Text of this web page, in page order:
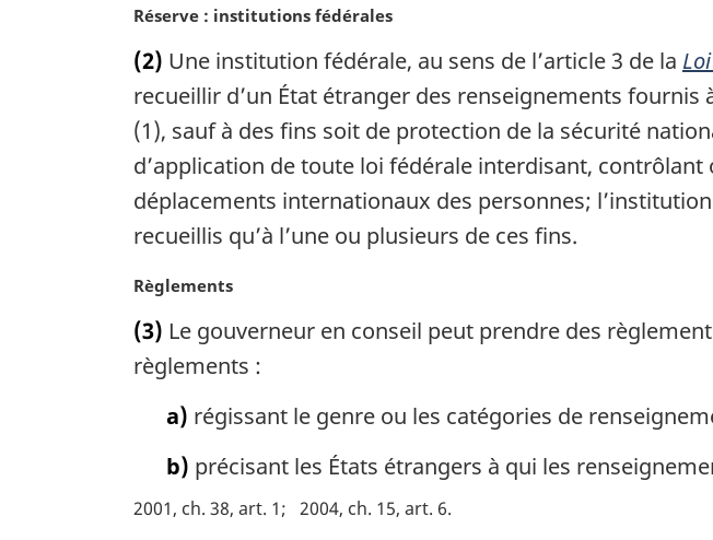
e
N
t
e
m
a
r
g
n
l
e
:
Réserve : institutions fédérales
(2) Une institution fédérale, au sens de l’article 3 de la
recueillir d’un État étranger des renseignements
(1), sauf à des fins soit de protection de la sécurité
d’application de toute loi fédérale interdisant,
déplacements internationaux des personnes;
recueillis qu’à l’une ou plusieurs de ces fins.
N
t
e
n
Règlements
(3) Le gouverneur en conseil peut prendre des
règlements :
a) régissant le genre ou les catégories de
b) précisant les États étrangers à qui les
2001, ch. 38, art. 1 2004, ch. 15, art. 6